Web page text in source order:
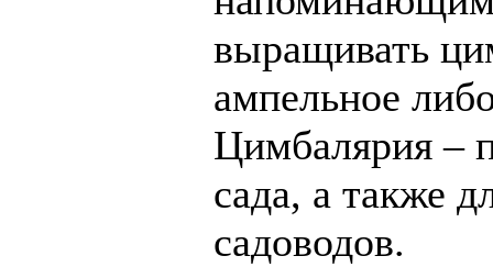
выращивать
ампельное
Цимбалярия –
сада, а также
садоводов.